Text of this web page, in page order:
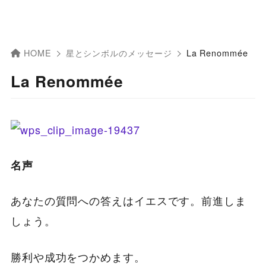
HOME 星とシンボルのメッセージ La Renommée
La Renommée
名声
あなたの質問への答えはイエスです。前進しま
しょう。
勝利や成功をつかめます。